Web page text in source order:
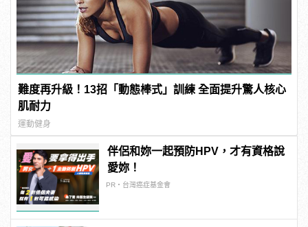
難度再升級！13招「動態棒式」訓練 全面提升驚人核心
肌耐力
運動健身
伴侶和妳一起預防HPV，才有資格說
愛妳！
PR・台灣癌症基金會